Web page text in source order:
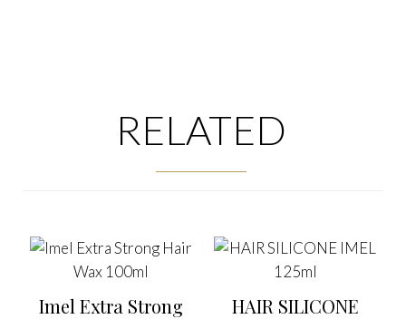
RELATED
Imel Extra Strong
HAIR SILICONE